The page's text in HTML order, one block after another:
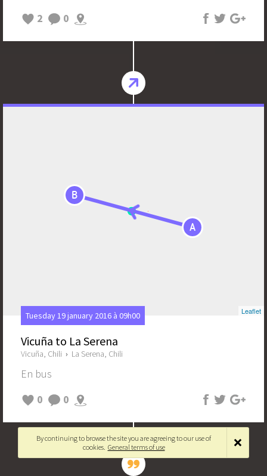
2
0
A
B
Leaflet
Tuesday 19 january 2016 à 09h00
Vicuña to La Serena
Vicuña, Chili › La Serena, Chili
En bus
0
0
By continuing to browse the site you are agreeing to our use of
cookies. General terms of use